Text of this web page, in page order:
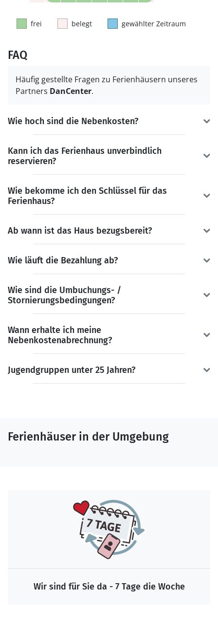
frei belegt gewählter Zeitraum
FAQ
Häufig gestellte Fragen zu Ferienhäusern unseres
Partners DanCenter.
Wie hoch sind die Nebenkosten?
Kann ich das Ferienhaus unverbindlich
reservieren?
Wie bekomme ich den Schlüssel für das
Ferienhaus?
Ab wann ist das Haus bezugsbereit?
Wie läuft die Bezahlung ab?
Wie sind die Umbuchungs- /
Stornierungsbedingungen?
Wann erhalte ich meine
Nebenkostenabrechnung?
Jugendgruppen unter 25 Jahren?
Ferienhäuser in der Umgebung
Garantierte Sicherheit bei der Buchung